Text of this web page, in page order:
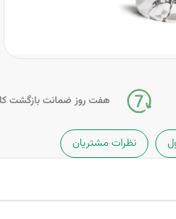
هفت روز ضمانت بازگشت
نظرات مشتریان